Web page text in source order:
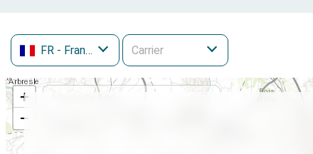
FR - Francie
+
−